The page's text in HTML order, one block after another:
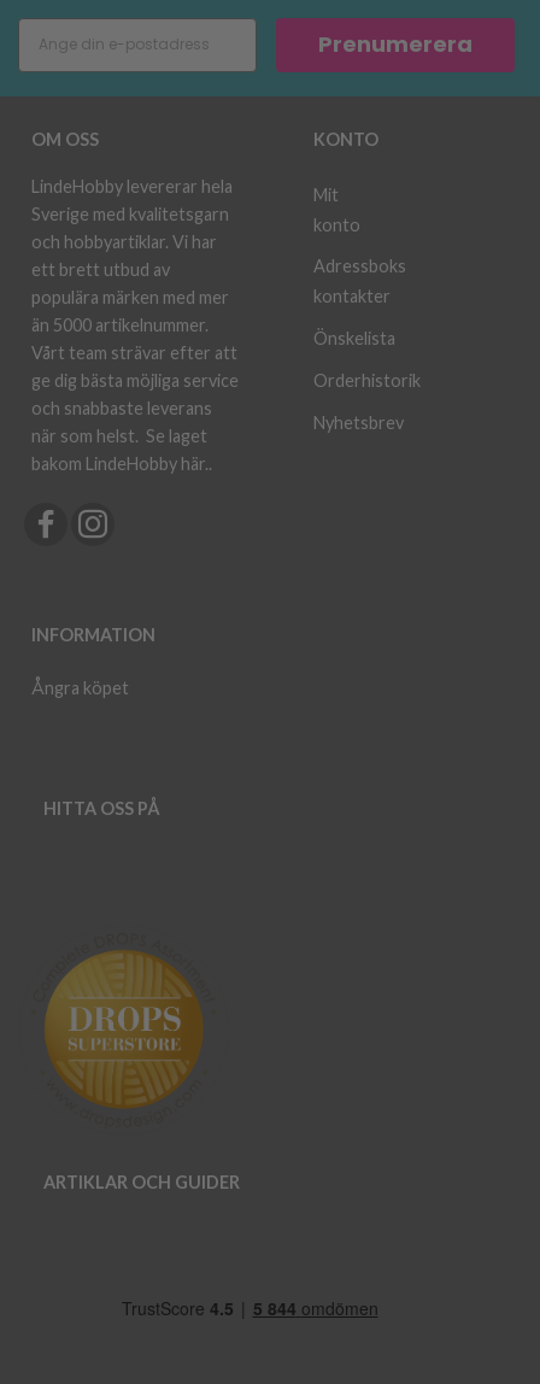
Prenumerera
OM OSS
LindeHobby levererar hela
Sverige med kvalitetsgarn
och hobbyartiklar. Vi har
ett brett utbud av
populära märken med mer
än 5000 artikelnummer.
Vårt team strävar efter att
ge dig bästa möjliga service
och snabbaste leverans
när som helst. Se laget
bakom LindeHobby här..
INFORMATION
Ångra köpet
KONTO
Mit
konto
Adressboks
kontakter
Önskelista
Orderhistorik
Nyhetsbrev
HITTA OSS PÅ
ARTIKLAR OCH GUIDER